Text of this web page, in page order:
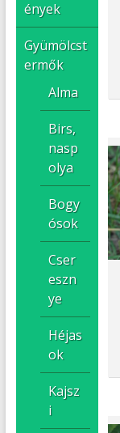
ények
Gyümölcst
ermők
Alma
Birs,
nasp
olya
Bogy
ósok
Cser
eszn
ye
Héjas
ok
Kajsz
i